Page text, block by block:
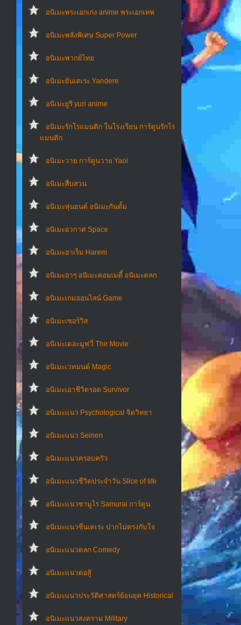
อนิเมะพระเอกเก่ง anime พระเอกเทพ
อนิเมะพลังพิเศษ Super Power
อนิเมะพากย์ไทย
อนิเมะยันเดเระ Yandere
อนิเมะยูริ yuri anime
อนิเมะรักโรแมนติก ในโรงเรียน การ์ตูนรักโร
แมนติก
อนิเมะวาย การ์ตูนวาย Yaoi
อนิเมะสืบสวน
อนิเมะหุ่นยนต์ อนิเมะกันดั้ม
อนิเมะอวกาศ Space
อนิเมะฮาเร็ม Harem
อนิเมะฮาๆ อนิเมะคอมเมดี้ อนิเมะตลก
อนิเมะเกมออนไลน์ Game
อนิเมะเซอร์วิส
อนิเมะเดอะมูฟวี่ The Movie
อนิเมะเวทมนต์ Magic
อนิเมะเอาชีวิตรอด Survivor
อนิเมะแนว Psychological จิตวิทยา
อนิเมะแนว Seinen
อนิเมะแนวครอบครัว
อนิเมะแนวชีวิตประจําวัน Slice of life
อนิเมะแนวซามูไร Samurai การ์ตูน
อนิเมะแนวซึนเดเระ ปากไม่ตรงกับใจ
อนิเมะแนวตลก Comedy
อนิเมะแนวต่อสู้
อนิเมะแนวประวัติศาสตร์ย้อนยุค Historical
อนิเมะแนวสงคราม Military